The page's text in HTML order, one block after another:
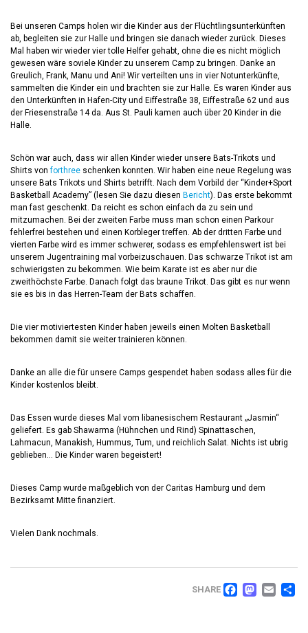
Bei unseren Camps holen wir die Kinder aus der Flüchtlingsunterkünften
ab, begleiten sie zur Halle und bringen sie danach wieder zurück. Dieses
Mal haben wir wieder vier tolle Helfer gehabt, ohne die es nicht möglich
gewesen wäre soviele Kinder zu unserem Camp zu bringen. Danke an
Greulich, Frank, Manu und Ani! Wir verteilten uns in vier Notunterkünfte,
sammelten die Kinder ein und brachten sie zur Halle. Es waren Kinder aus
den Unterkünften in Hafen-City und Eiffestraße 38, Eiffestraße 62 und aus
der Friesenstraße 14 da. Aus St. Pauli kamen auch über 20 Kinder in die
Halle.
Schön war auch, dass wir allen Kinder wieder unsere Bats-Trikots und
Shirts vonforthree schenken konnten. Wir haben eine neue Regelung was
unsere Bats Trikots und Shirts betrifft. Nach dem Vorbild der “Kinder+Sport
Basketball Academy” (lesen Sie dazu diesen Bericht). Das erste bekommt
man fast geschenkt. Da reicht es schon einfach da zu sein und
mitzumachen. Bei der zweiten Farbe muss man schon einen Parkour
fehlerfrei bestehen und einen Korbleger treffen. Ab der dritten Farbe und
vierten Farbe wird es immer schwerer, sodass es empfehlenswert ist bei
unserem Jugentraining mal vorbeizuschauen. Das schwarze Trikot ist am
schwierigsten zu bekommen. Wie beim Karate ist es aber nur die
zweithöchste Farbe. Danach folgt das braune Trikot. Das gibt es nur wenn
sie es bis in das Herren-Team der Bats schaffen.
Die vier motiviertesten Kinder haben jeweils einen Molten Basketball
bekommen damit sie weiter trainieren können.
Danke an alle die für unsere Camps gespendet haben sodass alles für die
Kinder kostenlos bleibt.
Das Essen wurde dieses Mal vom libanesischem Restaurant „Jasmin“
geliefert. Es gab Shawarma (Hühnchen und Rind) Spinattaschen,
Lahmacun, Manakish, Hummus, Tum, und reichlich Salat. Nichts ist ubrig
geblieben… Die Kinder waren begeistert!
Dieses Camp wurde maßgeblich von der Caritas Hamburg und dem
Bezirksamt Mitte finanziert.
Vielen Dank nochmals.
SHARE